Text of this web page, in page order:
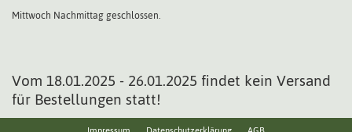
Mittwoch Nachmittag geschlossen.
Vom 18.01.2025 - 26.01.2025 findet kein Versand
für Bestellungen statt!